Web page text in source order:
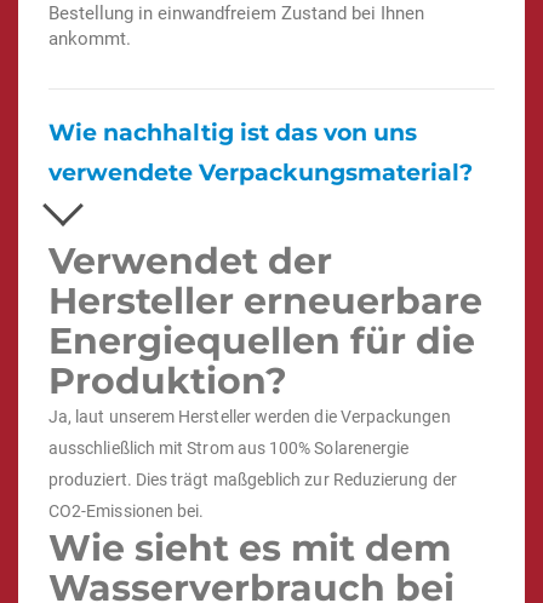
Bestellung in einwandfreiem Zustand bei Ihnen
ankommt.
Wie nachhaltig ist das von uns
verwendete Verpackungsmaterial?
Verwendet der
Hersteller erneuerbare
Energiequellen für die
Produktion?
Ja, laut unserem Hersteller werden die Verpackungen
ausschließlich mit Strom aus 100% Solarenergie
produziert. Dies trägt maßgeblich zur Reduzierung der
CO2-Emissionen bei.
Wie sieht es mit dem
Wasserverbrauch bei